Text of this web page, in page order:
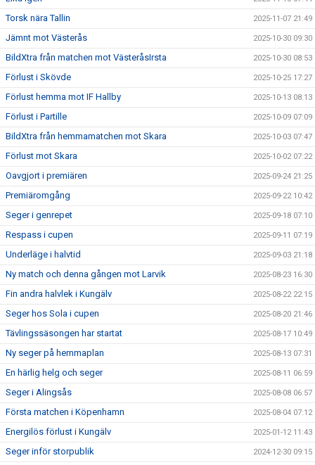
Torsk nära Tallin 2025-11-07 21:49
Jämnt mot Västerås 2025-10-30 09:30
BildXtra från matchen mot VästeråsIrsta 2025-10-30 08:53
Förlust i Skövde 2025-10-25 17:27
Förlust hemma mot IF Hallby 2025-10-13 08:13
Förlust i Partille 2025-10-09 07:09
BildXtra från hemmamatchen mot Skara 2025-10-03 07:47
Förlust mot Skara 2025-10-02 07:22
Oavgjort i premiären 2025-09-24 21:25
Premiäromgång 2025-09-22 10:42
Seger i genrepet 2025-09-18 07:10
Respass i cupen 2025-09-11 07:19
Underläge i halvtid 2025-09-03 21:18
Ny match och denna gången mot Larvik 2025-08-23 16:30
Fin andra halvlek i Kungälv 2025-08-22 22:15
Seger hos Sola i cupen 2025-08-20 21:46
Tävlingssäsongen har startat 2025-08-17 10:49
Ny seger på hemmaplan 2025-08-13 07:31
En härlig helg och seger 2025-08-11 06:59
Seger i Alingsås 2025-08-08 06:57
Första matchen i Köpenhamn 2025-08-04 07:12
Energilös förlust i Kungälv 2025-01-12 11:43
Seger inför storpublik 2024-12-30 09:15